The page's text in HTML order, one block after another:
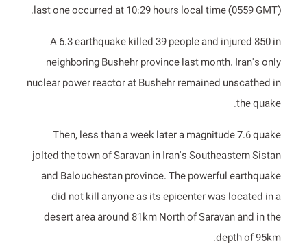
last one occurred at 10:29 hours local time (0559 GMT).
A 6.3 earthquake killed 39 people and injured 850 in
neighboring Bushehr province last month. Iran's only
nuclear power reactor at Bushehr remained unscathed in
the quake.
Then, less than a week later a magnitude 7.6 quake
jolted the town of Saravan in Iran's Southeastern Sistan
and Balouchestan province. The powerful earthquake
did not kill anyone as its epicenter was located in a
desert area around 81km North of Saravan and in the
depth of 95km.